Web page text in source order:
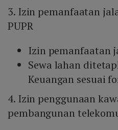
3. Izin pemanfaatan
PUPR
Izin pemanfaatan
Sewa lahan
Keuangan sesuai
4. Izin penggunaan
pembangunan